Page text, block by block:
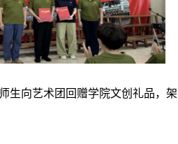
生向艺术团回赠学院文创礼品，架